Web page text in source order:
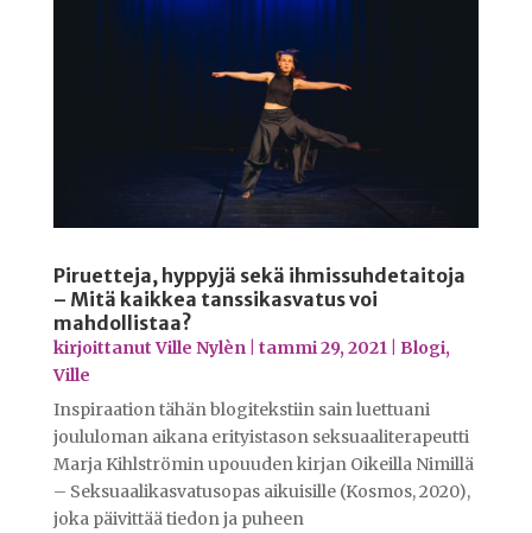
Piruetteja, hyppyjä sekä ihmissuhdetaitoja
– Mitä kaikkea tanssikasvatus voi
mahdollistaa?
kirjoittanutVille Nylèn tammi 29, 2021 Blogi,
Ville
Inspiraation tähän blogitekstiin sain luettuani
joululoman aikana erityistason seksuaaliterapeutti
Marja Kihlströmin upouuden kirjan Oikeilla Nimillä
– Seksuaalikasvatusopas aikuisille (Kosmos, 2020),
joka päivittää tiedon ja puheen